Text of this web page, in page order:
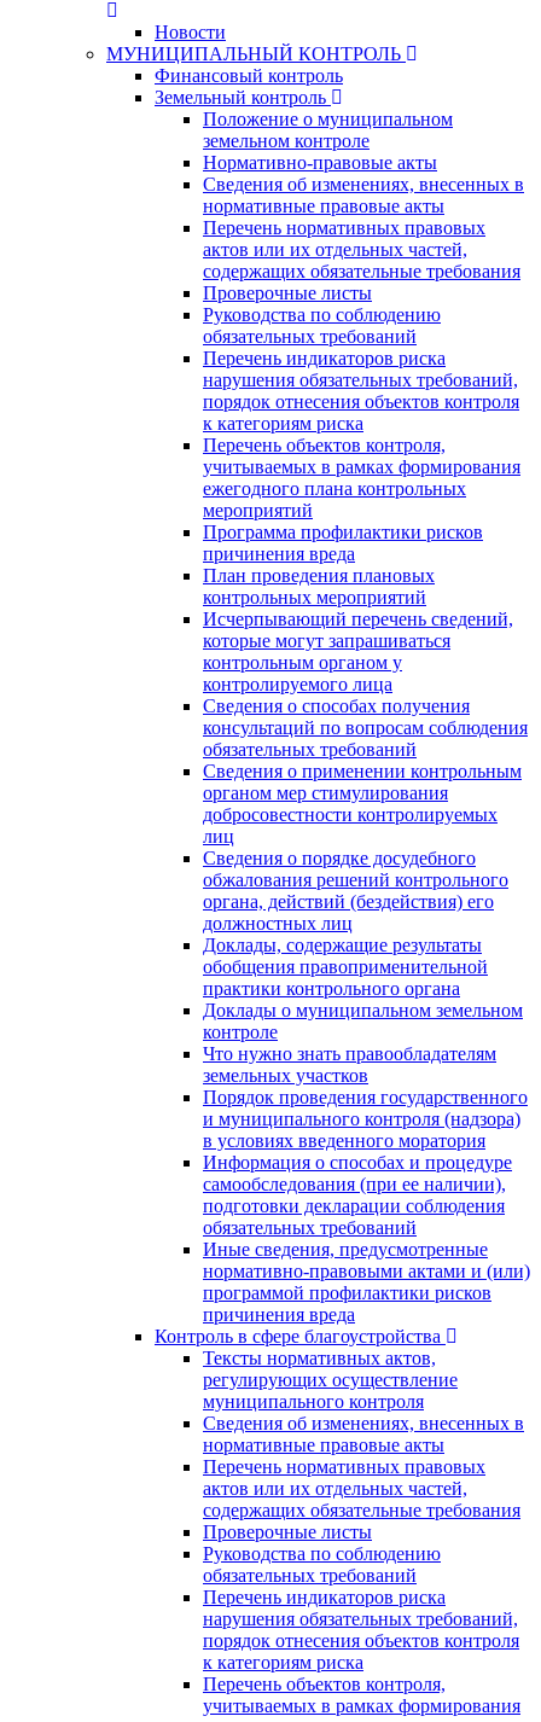
Новости
МУНИЦИПАЛЬНЫЙ КОНТРОЛЬ
Финансовый контроль
Земельный контроль
Положение о муниципальном
земельном контроле
Нормативно-правовые акты
Сведения об изменениях, внесенных в
нормативные правовые акты
Перечень нормативных правовых
актов или их отдельных частей,
содержащих обязательные требования
Проверочные листы
Руководства по соблюдению
обязательных требований
Перечень индикаторов риска
нарушения обязательных требований,
порядок отнесения объектов контроля
к категориям риска
Перечень объектов контроля,
учитываемых в рамках формирования
ежегодного плана контрольных
мероприятий
Программа профилактики рисков
причинения вреда
План проведения плановых
контрольных мероприятий
Исчерпывающий перечень сведений,
которые могут запрашиваться
контрольным органом у
контролируемого лица
Сведения о способах получения
консультаций по вопросам соблюдения
обязательных требований
Сведения о применении контрольным
органом мер стимулирования
добросовестности контролируемых
лиц
Сведения о порядке досудебного
обжалования решений контрольного
органа, действий (бездействия) его
должностных лиц
Доклады, содержащие результаты
обобщения правоприменительной
практики контрольного органа
Доклады о муниципальном земельном
контроле
Что нужно знать правообладателям
земельных участков
Порядок проведения государственного
и муниципального контроля (надзора)
в условиях введенного моратория
Информация о способах и процедуре
самообследования (при ее наличии),
подготовки декларации соблюдения
обязательных требований
Иные сведения, предусмотренные
нормативно-правовыми актами и (или)
программой профилактики рисков
причинения вреда
Контроль в сфере благоустройства
Тексты нормативных актов,
регулирующих осуществление
муниципального контроля
Сведения об изменениях, внесенных в
нормативные правовые акты
Перечень нормативных правовых
актов или их отдельных частей,
содержащих обязательные требования
Проверочные листы
Руководства по соблюдению
обязательных требований
Перечень индикаторов риска
нарушения обязательных требований,
порядок отнесения объектов контроля
к категориям риска
Перечень объектов контроля,
учитываемых в рамках формирования